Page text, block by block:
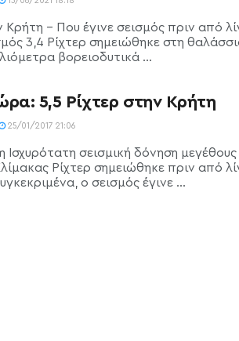
- Που έγινε σεισμός πριν από
3,4 Ρίχτερ σημειώθηκε στη
βορειοδυτικά ...
5,5 Ρίχτερ στην Κρήτη
25/01/2017 21:06
Ισχυρότατη σεισμική δόνηση
Ρίχτερ σημειώθηκε πριν από
ο σεισμός έγινε ...